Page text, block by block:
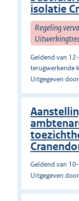
isolatie
Regeling
Geldend van
terugwerkende
Uitgegeven
Geldend van
Uitgegeven